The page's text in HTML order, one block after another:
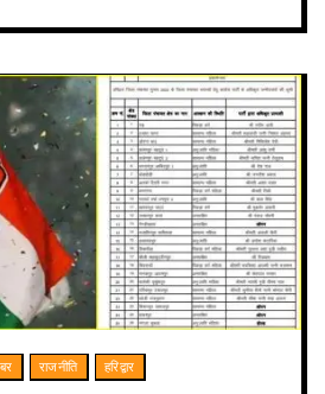
राजनीति हरिद्वार